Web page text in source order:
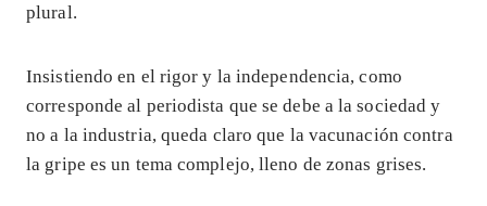
plural.
Insistiendo en el rigor y la independencia, como
corresponde al periodista que se debe a la sociedad y
no a la industria, queda claro que la vacunación contra
la gripe es un tema complejo, lleno de zonas grises.